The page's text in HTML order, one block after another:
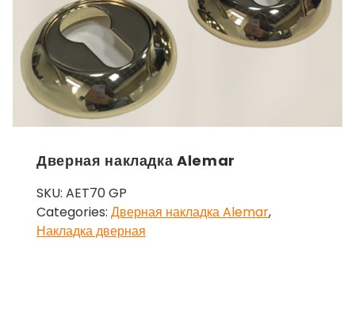
Дверная накладка Alemar
SKU: AET70 GP
Categories: Дверная накладка Alemar,
Накладка дверная